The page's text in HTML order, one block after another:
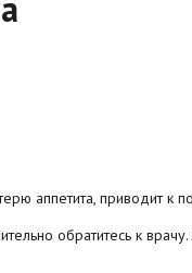
аппетита, приводит к
обратитесь к